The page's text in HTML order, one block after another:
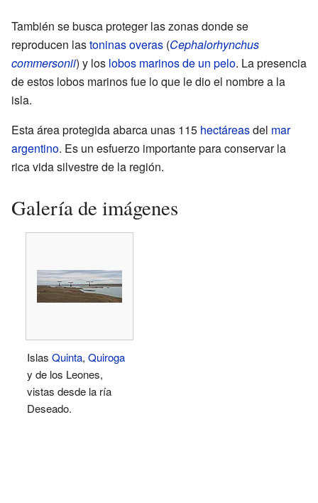
También se busca proteger las zonas donde se
reproducen lastoninas overas (Cephalorhynchus
commersonii) y los lobos marinos de un pelo. La presencia
de estos lobos marinos fue lo que le dio el nombre a la
isla.
Esta área protegida abarca unas 115 hectáreasdel mar
argentino. Es un esfuerzo importante para conservar la
rica vida silvestre de la región.
Galería de imágenes
Islas Quinta, Quiroga
y de los Leones,
vistas desde la ría
Deseado.